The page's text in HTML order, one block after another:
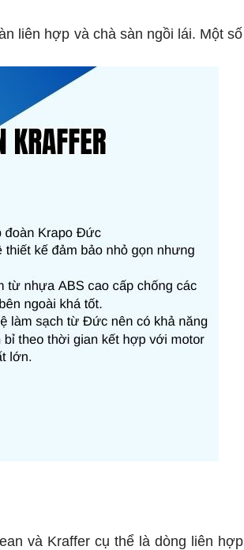
liên hợp và chà sàn ngồi lái. Một số
và Kraffer cụ thể là dòng liên hợp